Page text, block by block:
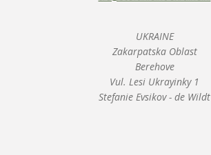
UKRAINE
Zakarpatska Oblast
Berehove
Vul. Lesi Ukrayinky 1
Stefanie Evsikov - de Wildt